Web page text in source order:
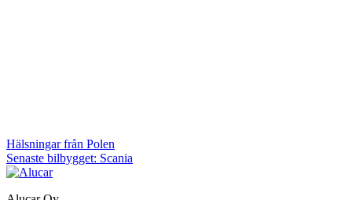
Inläggsnavigering
Hälsningar från Polen
Senaste bilbygget: Scania